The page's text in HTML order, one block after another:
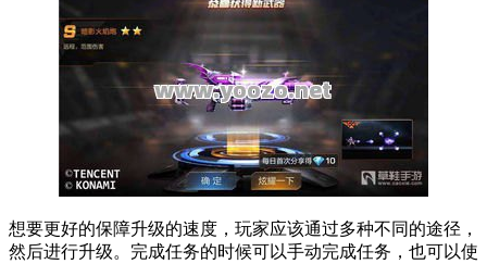
想要更好的保障升级的速度，玩家应该通过多种不同的途径，
然后进行升级。完成任务的时候可以手动完成任务，也可以使